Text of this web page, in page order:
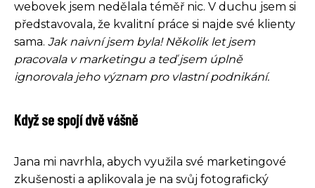
webovek jsem nedělala téměř nic. V duchu jsem si
představovala, že kvalitní práce si najde své klienty
sama. Jak naivní jsem byla! Několik let jsem
pracovala v marketingu a teď jsem úplně
ignorovala jeho význam pro vlastní podnikání.
Když se spojí dvě vášně
Jana mi navrhla, abych využila své marketingové
zkušenosti a aplikovala je na svůj fotografický